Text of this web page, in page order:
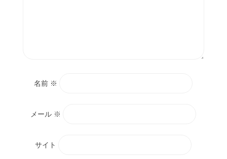
名前 ※
メール ※
サイト